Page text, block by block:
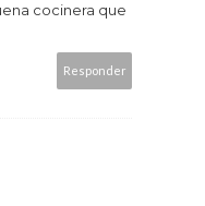
cocinera que
Responder